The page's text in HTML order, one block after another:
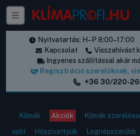
Nyitvatartás: H–P 8:00–17:00
Kapcsolat
Visszahívást
Ingyenes szállítással akár
Regisztráció szerelőknek,
+36 30/220-
Klímák Akciók Klímák
split
Hőszivattyúk Legnépszerűbb